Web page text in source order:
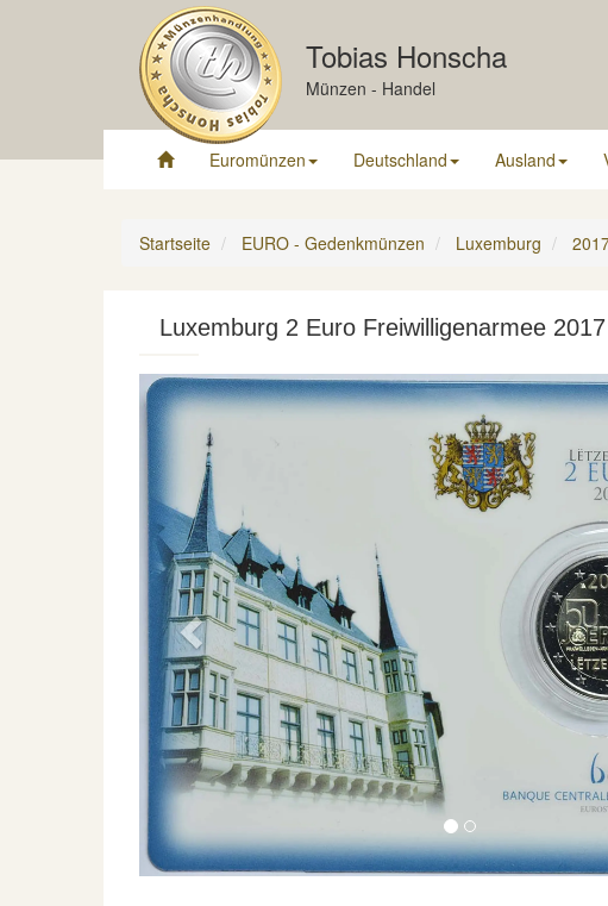
Tobias Honscha
Münzen - Handel
Euromünzen Deutschland Ausland
Startseite EURO - Gedenkmünzen Luxemburg
Luxemburg 2 Euro Freiwilligenarmee
Previous